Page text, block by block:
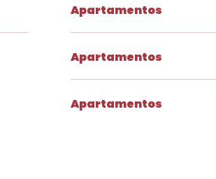
Apartamentos
Apartamentos
Apartamentos